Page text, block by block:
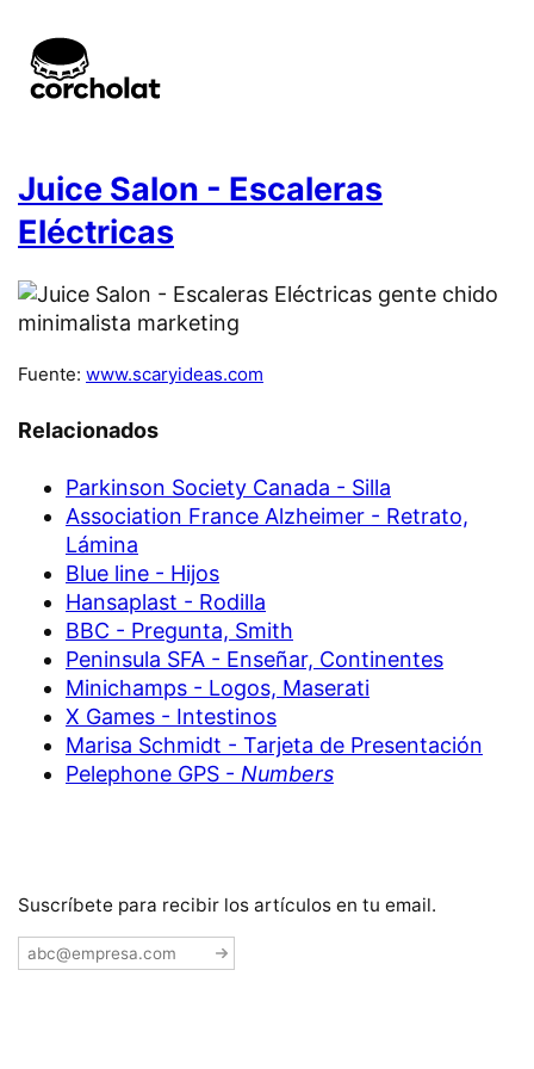
Juice Salon - Escaleras
Eléctricas
Fuente: www.scaryideas.com
Relacionados
Parkinson Society Canada - Silla
Association France Alzheimer - Retrato,
Lámina
Blue line - Hijos
Hansaplast - Rodilla
BBC - Pregunta, Smith
Peninsula SFA - Enseñar, Continentes
Minichamps - Logos, Maserati
X Games - Intestinos
Marisa Schmidt - Tarjeta de Presentación
Pelephone GPS - Numbers
Suscríbete para recibir los artículos en tu email.